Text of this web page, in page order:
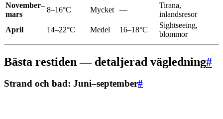
November–
mars
8–16°C Mycket —
Tirana,
inlandsresor
April
14–22°C Medel 16–18°C
Sightseeing,
blommor
Bästa restiden — detaljerad vägledning#
Strand och bad: Juni–september#